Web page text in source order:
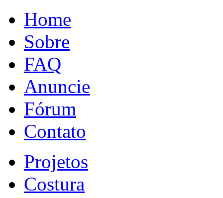
Home
Sobre
FAQ
Anuncie
Fórum
Contato
Projetos
Costura